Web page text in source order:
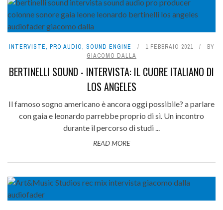
INTERVISTE, PRO AUDIO, SOUND ENGINE 1 FEBBRAIO 2021
BY
GIACOMO DALLA
BERTINELLI SOUND - INTERVISTA: IL CUORE ITALIANO DI
LOS ANGELES
Il famoso sogno americano è ancora oggi possibile? a parlare
con gaia e leonardo parrebbe proprio di sì. Un incontro
durante il percorso di studi ...
READ MORE